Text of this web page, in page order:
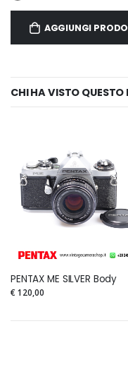
AGGIUNGI
CHI HA VISTO
PENTAX ME SILVER Body
€ 120,00